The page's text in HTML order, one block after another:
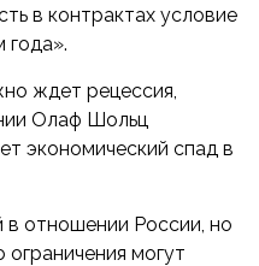
в контрактах условие
года».
ждет рецессия,
Олаф Шольц
экономический спад в
отношении России, но
могут